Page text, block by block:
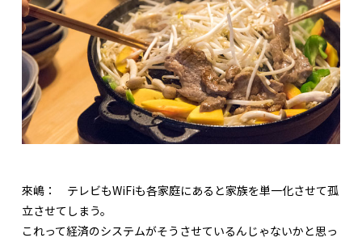
來嶋： テレビもWiFiも各家庭にあると家族を単一化させて孤
立させてしまう。
これって経済のシステムがそうさせているんじゃないかと思っ